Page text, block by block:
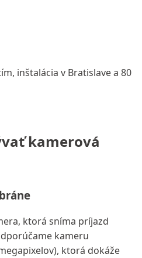
inštalácia v Bratislave a 80
kamerová
ktorá sníma príjazd
kameru
ktorá dokáže